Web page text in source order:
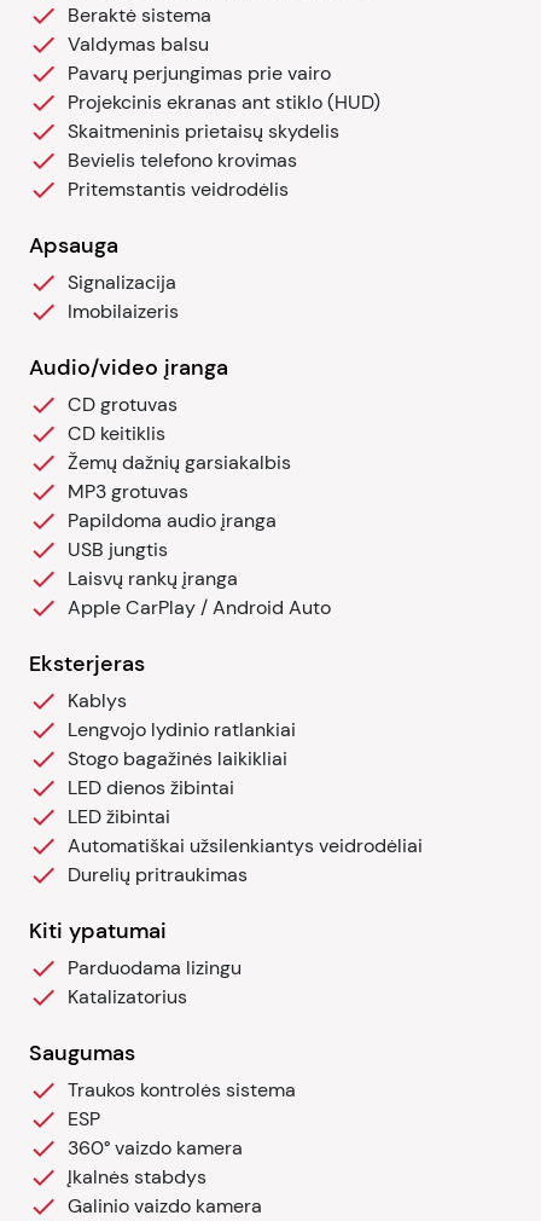
Beraktė sistema
Valdymas balsu
Pavarų perjungimas prie vairo
Projekcinis ekranas ant stiklo (HUD)
Skaitmeninis prietaisų skydelis
Bevielis telefono krovimas
Pritemstantis veidrodėlis
Apsauga
Signalizacija
Imobilaizeris
Audio/video įranga
CD grotuvas
CD keitiklis
Žemų dažnių garsiakalbis
MP3 grotuvas
Papildoma audio įranga
USB jungtis
Laisvų rankų įranga
Apple CarPlay / Android Auto
Eksterjeras
Kablys
Lengvojo lydinio ratlankiai
Stogo bagažinės laikikliai
LED dienos žibintai
LED žibintai
Automatiškai užsilenkiantys veidrodėliai
Durelių pritraukimas
Kiti ypatumai
Parduodama lizingu
Katalizatorius
Saugumas
Traukos kontrolės sistema
ESP
360° vaizdo kamera
Įkalnės stabdys
Galinio vaizdo kamera